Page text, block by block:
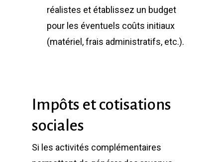
réalistes et établissez un budget
pour les éventuels coûts initiaux
(matériel, frais administratifs, etc.).
Impôts et cotisations
sociales
Si les activités complémentaires